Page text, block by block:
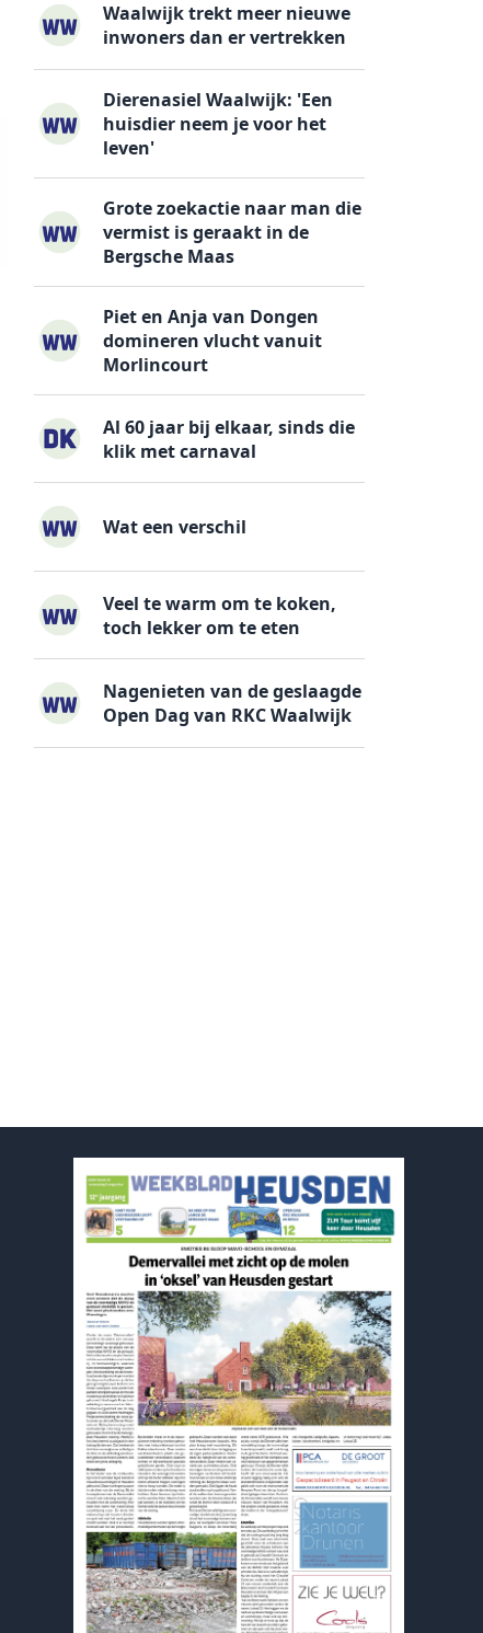
Waalwijk trekt meer nieuwe
inwoners dan er vertrekken
Dierenasiel Waalwijk: 'Een
huisdier neem je voor het
leven'
Grote zoekactie naar man die
vermist is geraakt in de
Bergsche Maas
Piet en Anja van Dongen
domineren vlucht vanuit
Morlincourt
Al 60 jaar bij elkaar, sinds die
klik met carnaval
Wat een verschil
Veel te warm om te koken,
toch lekker om te eten
Nagenieten van de geslaagde
Open Dag van RKC Waalwijk